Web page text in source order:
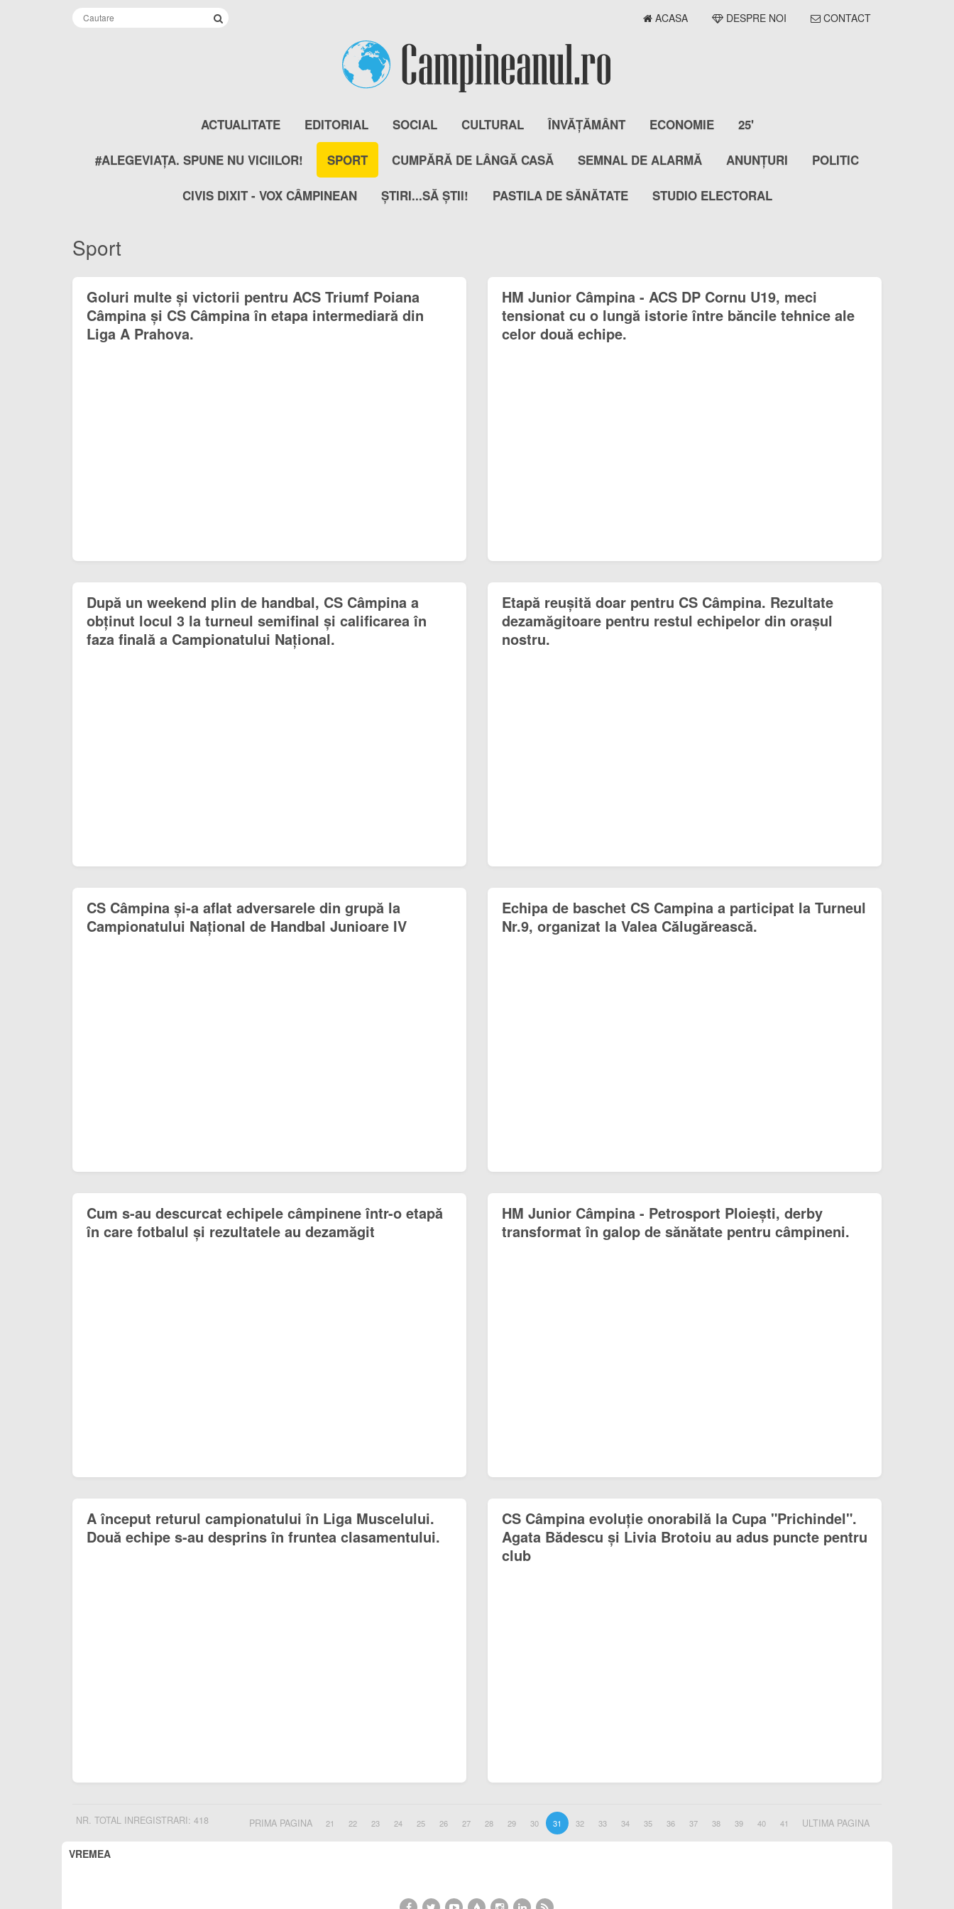
ACASA DESPRE NOI CONTACT
ACTUALITATE EDITORIAL SOCIAL CULTURAL ÎNVĂȚĂMÂNT ECONOMIE 25'
#ALEGEVIAȚA. SPUNE NU VICIILOR! SPORT CUMPĂRĂ DE LÂNGĂ CASĂ SEMNAL DE ALARMĂ ANUNȚURI POLITIC
CIVIS DIXIT - VOX CÂMPINEAN ȘTIRI...SĂ ȘTII! PASTILA DE SĂNĂTATE STUDIO ELECTORAL
Sport
Goluri multe și victorii pentru ACS Triumf Poiana
Câmpina și CS Câmpina în etapa intermediară din
Liga A Prahova.
După un weekend plin de handbal, CS Câmpina a
obținut locul 3 la turneul semifinal și calificarea în
faza finală a Campionatului Național.
CS Câmpina și-a aflat adversarele din grupă la
Campionatului Național de Handbal Junioare IV
Cum s-au descurcat echipele câmpinene într-o etapă
în care fotbalul și rezultatele au dezamăgit
A început returul campionatului în Liga Muscelului.
Două echipe s-au desprins în fruntea clasamentului.
HM Junior Câmpina - ACS DP Cornu U19, meci
tensionat cu o lungă istorie între băncile tehnice ale
celor două echipe.
Etapă reușită doar pentru CS Câmpina. Rezultate
dezamăgitoare pentru restul echipelor din orașul
nostru.
Echipa de baschet CS Campina a participat la Turneul
Nr.9, organizat la Valea Călugărească.
HM Junior Câmpina - Petrosport Ploiești, derby
transformat în galop de sănătate pentru câmpineni.
CS Câmpina evoluție onorabilă la Cupa "Prichindel".
Agata Bădescu și Livia Brotoiu au adus puncte pentru
club
NR. TOTAL INREGISTRARI: 418 PRIMA PAGINA 21 22 23 24 25 26 27 28 29 30 31 32 33 34 35 36 37 38 39 40 41 ULTIMA PAGINA
VREMEA